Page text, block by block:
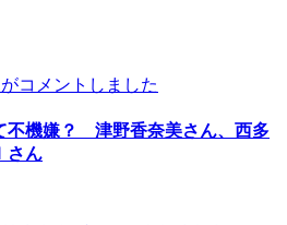
コメントしました
不機嫌？ 津野香奈美さん、西多
さん